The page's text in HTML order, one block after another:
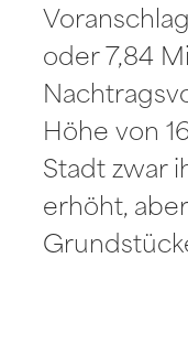
oder 7,84
Höhe von
Stadt zwar
erhöht,